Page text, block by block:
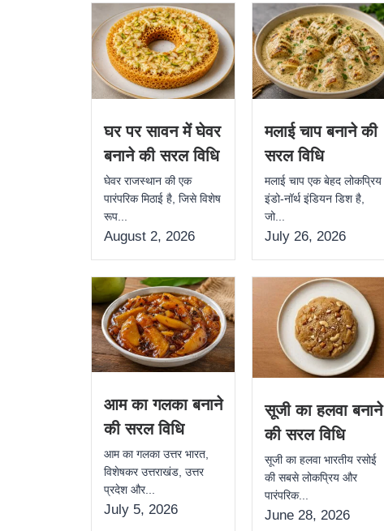
घर पर सावन में घेवर
बनाने की सरल विधि
घेवर राजस्थान की एक
पारंपरिक मिठाई है, जिसे विशेष
रूप...
August 2, 2026
मलाई चाप बनाने की
सरल विधि
मलाई चाप एक बेहद लोकप्रिय
इंडो-नॉर्थ इंडियन डिश है,
जो...
July 26, 2026
आम का गलका बनाने
की सरल विधि
आम का गलका उत्तर भारत,
विशेषकर उत्तराखंड, उत्तर
प्रदेश और...
July 5, 2026
सूजी का हलवा बनाने
की सरल विधि
सूजी का हलवा भारतीय रसोई
की सबसे लोकप्रिय और
पारंपरिक...
June 28, 2026